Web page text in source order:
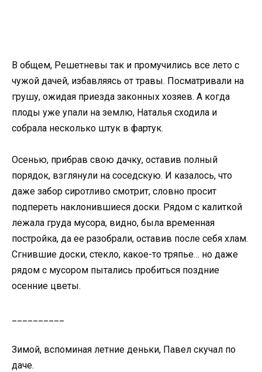
В общем, Решетневы так и промучились все лето с
чужой дачей, избавляясь от травы. Посматривали на
грушу, ожидая приезда законных хозяев. А когда
плоды уже упали на землю, Наталья сходила и
собрала несколько штук в фартук.
Осенью, прибрав свою дачку, оставив полный
порядок, взглянули на соседскую. И казалось, что
даже забор сиротливо смотрит, словно просит
подпереть наклонившиеся доски. Рядом с калиткой
лежала груда мусора, видно, была временная
постройка, да ее разобрали, оставив после себя хлам.
Сгнившие доски, стекло, какое-то тряпье… но даже
рядом с мусором пытались пробиться поздние
осенние цветы.
Зимой, вспоминая летние деньки, Павел скучал по
даче.